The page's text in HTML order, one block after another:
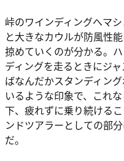
峠のワインディングへマ
と大きなカウルが防風性
掠めていくのが分かる。
ディングを走るときにジ
ばなんだかスタンディン
いるような印象で、これ
下、疲れずに乗り続ける
ンドツアラーとしての部
だ。